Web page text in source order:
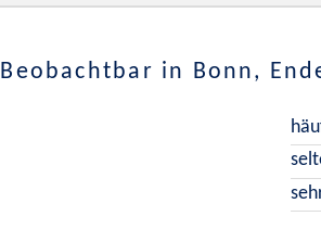
Beobachtbar in Bonn,